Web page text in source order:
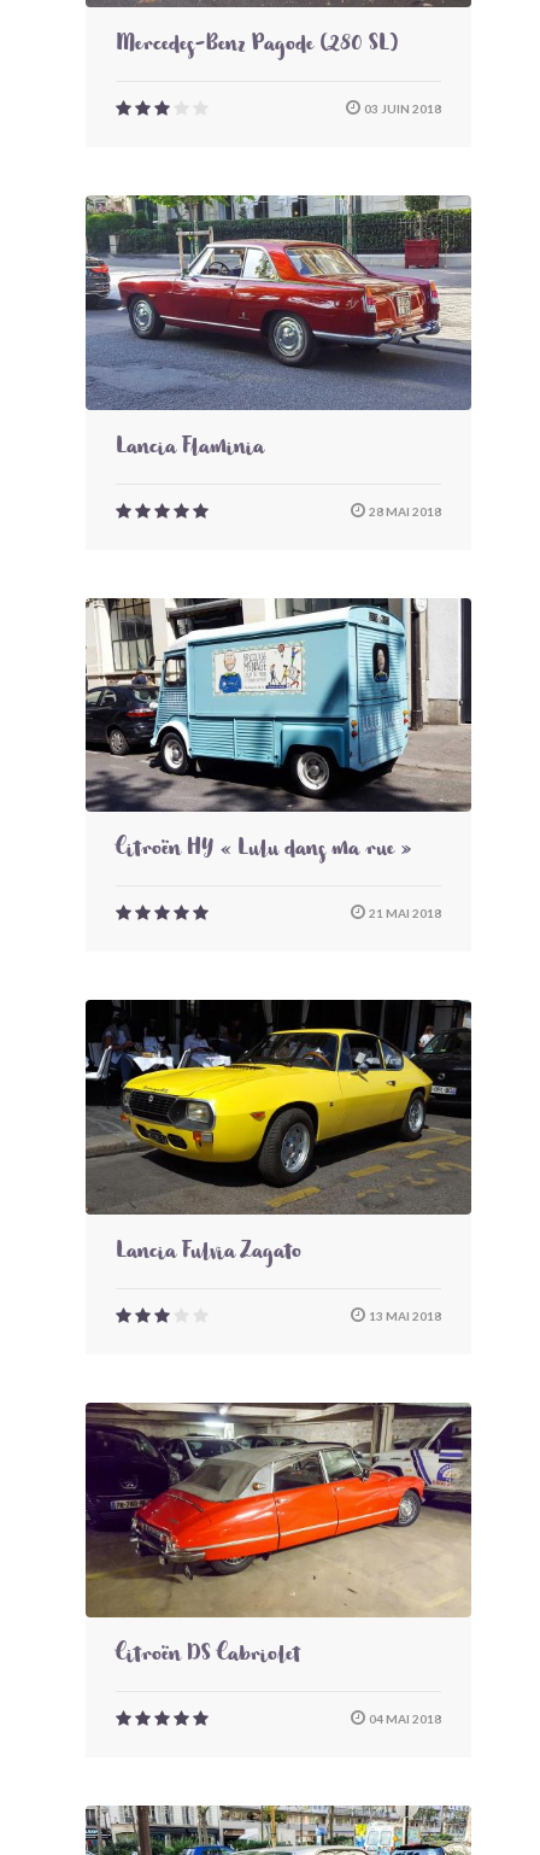
Mercedes-Benz Pagode (280 SL)
03 JUIN 2018
Lancia Flaminia
28 MAI 2018
Citroën HY « Lulu dans ma rue »
21 MAI 2018
Lancia Fulvia Zagato
13 MAI 2018
Citroën DS Cabriolet
04 MAI 2018